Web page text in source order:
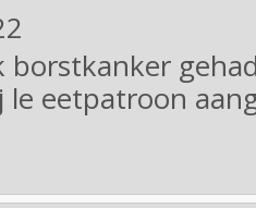
borstkanker
le eetpatroon